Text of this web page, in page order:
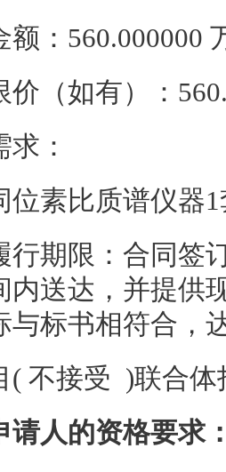
额：560.000000
价（如有）：
：
位素比质谱仪器1
行期限：合同签
内送达，并提供
与标书相符合，
( 不接受 )联合体
请人的资格要求